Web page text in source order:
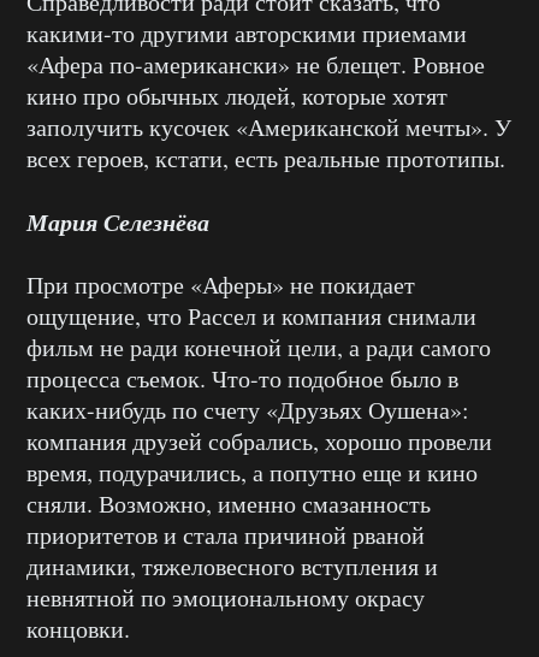
какими-то другими авторскими приемами
«Афера по-американски» не блещет. Ровное
кино про обычных людей, которые хотят
заполучить кусочек «Американской мечты». У
всех героев, кстати, есть реальные прототипы.
Мария Селезнёва
При просмотре «Аферы» не покидает
ощущение, что Рассел и компания снимали
фильм не ради конечной цели, а ради самого
процесса съемок. Что-то подобное было в
каких-нибудь по счету «Друзьях Оушена»:
компания друзей собрались, хорошо провели
время, подурачились, а попутно еще и кино
сняли. Возможно, именно смазанность
приоритетов и стала причиной рваной
динамики, тяжеловесного вступления и
невнятной по эмоциональному окрасу
концовки.